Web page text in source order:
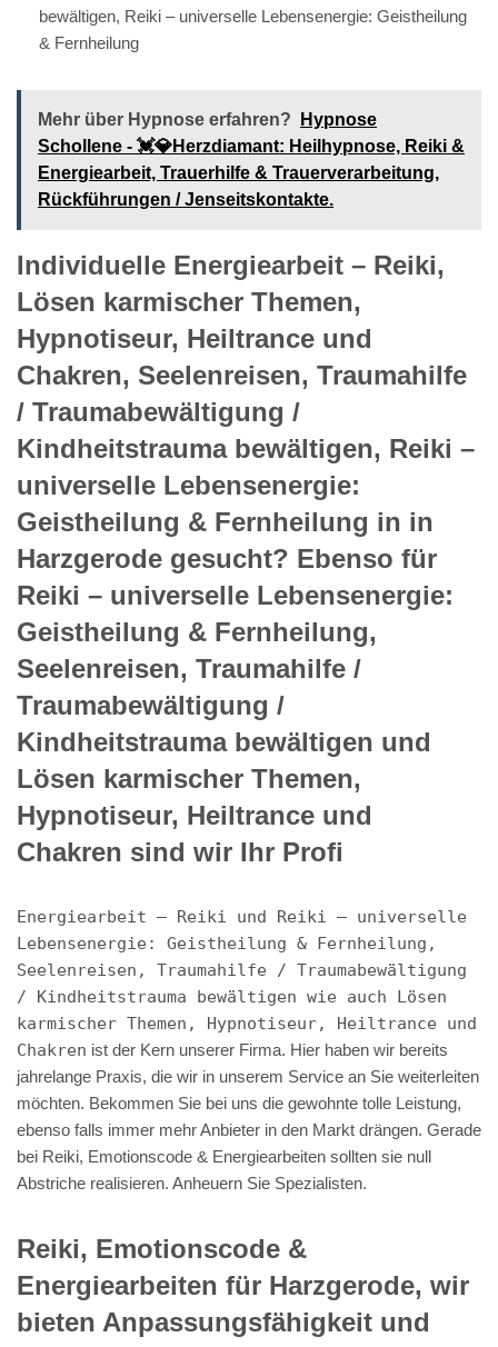
bewältigen, Reiki – universelle Lebensenergie: Geistheilung
& Fernheilung
Mehr über Hypnose erfahren?
Hypnose
Schollene - 💓️💎Herzdiamant: Heilhypnose, Reiki &
Energiearbeit, Trauerhilfe & Trauerverarbeitung,
Rückführungen / Jenseitskontakte.
Individuelle Energiearbeit – Reiki,
Lösen karmischer Themen,
Hypnotiseur, Heiltrance und
Chakren, Seelenreisen, Traumahilfe
/ Traumabewältigung /
Kindheitstrauma bewältigen, Reiki –
universelle Lebensenergie:
Geistheilung & Fernheilung in in
Harzgerode gesucht? Ebenso für
Reiki – universelle Lebensenergie:
Geistheilung & Fernheilung,
Seelenreisen, Traumahilfe /
Traumabewältigung /
Kindheitstrauma bewältigen und
Lösen karmischer Themen,
Hypnotiseur, Heiltrance und
Chakren sind wir Ihr Profi
Energiearbeit – Reiki und Reiki – universelle
Lebensenergie: Geistheilung & Fernheilung,
Seelenreisen, Traumahilfe / Traumabewältigung
/ Kindheitstrauma bewältigen wie auch Lösen
karmischer Themen, Hypnotiseur, Heiltrance und
Chakren ist der Kern unserer Firma. Hier haben wir bereits
jahrelange Praxis, die wir in unserem Service an Sie weiterleiten
möchten. Bekommen Sie bei uns die gewohnte tolle Leistung,
ebenso falls immer mehr Anbieter in den Markt drängen. Gerade
bei Reiki, Emotionscode & Energiearbeiten sollten sie null
Abstriche realisieren. Anheuern Sie Spezialisten.
Reiki, Emotionscode &
Energiearbeiten für Harzgerode, wir
bieten Anpassungsfähigkeit und